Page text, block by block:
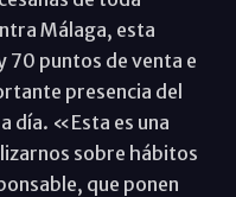
Málaga, esta
70 puntos de venta e
presencia del
día. «Esta es una
sobre hábitos
que ponen